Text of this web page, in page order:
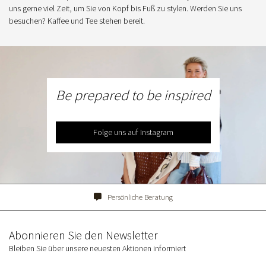
uns gerne viel Zeit, um Sie von Kopf bis Fuß zu stylen. Werden Sie uns
besuchen? Kaffee und Tee stehen bereit.
Be prepared to be inspired
Folge uns auf Instagram
Persönliche Beratung
Abonnieren Sie den Newsletter
Bleiben Sie über unsere neuesten Aktionen informiert